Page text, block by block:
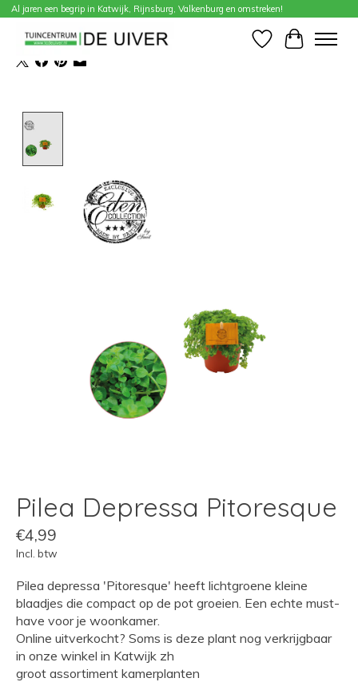
Al jaren een begrip in Katwijk, Rijnsburg, Valkenburg en omstreken!
Verlanglijst
Home / Pilea Depressa Pitoresque
Pilea Depressa Pitoresque
€4,99
Incl. btw
Pilea depressa 'Pitoresque' heeft lichtgroene kleine
blaadjes die compact op de pot groeien. Een echte must-
have voor je woonkamer.
Online uitverkocht? Soms is deze plant nog verkrijgbaar
in onze winkel in Katwijk zh
groot assortiment kamerplanten